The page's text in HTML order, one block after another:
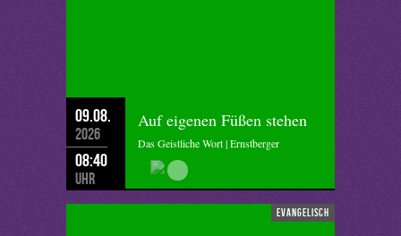
09.08.
2026
08:40
Uhr
Auf eigenen Füßen stehen
Das Geistliche Wort | Ernstberger
evangelisch